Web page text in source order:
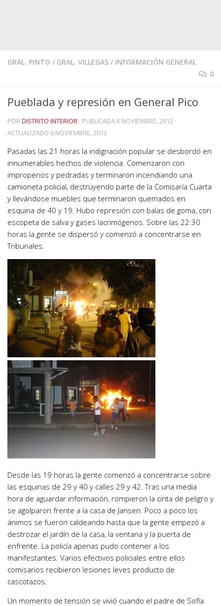
GRAL. PINTO / GRAL. VILLEGAS / INFORMACIÓN GENERAL
0
Pueblada y represión en General Pico
PORDISTRITO INTERIOR · PUBLICADA 6 NOVIEMBRE, 2012 ·
ACTUALIZADO 6 NOVIEMBRE, 2012
Pasadas las 21 horas la indignación popular se desbordó en
innumerables hechos de violencia. Comenzaron con
improperios y pedradas y terminaron incendiando una
camioneta policial, destruyendo parte de la Comisaría Cuarta
y llevándose muebles que terminaron quemados en
esquina de 40 y 19. Hubo represión con balas de goma, con
escopeta de salva y gases lacrimógenos. Sobre las 22:30
horas la gente se dispersó y comenzó a concentrarse en
Tribunales.
Desde las 19 horas la gente comenzó a concentrarse sobre
las esquinas de 29 y 40 y calles 29 y 42. Tras una media
hora de aguardar información, rompieron la cinta de peligro y
se agolparon frente a la casa de Jansen. Poco a poco los
ánimos se fueron caldeando hasta que la gente empezó a
destrozar el jardín de la casa, la ventana y la puerta de
enfrente. La policía apenas pudo contener a los
manifestantes. Varios efectivos policiales entre ellos
comisarios recibieron lesiones leves producto de
cascotazos.
Un momento de tensión se vivió cuando el padre de Sofía